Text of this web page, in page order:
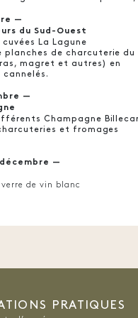
—
du Sud-Ouest
La Lagune
planches de charcuterie du
magret et autres) en
—
Champagne
et fromages
décembre —
de vin blanc
PRATIQUES